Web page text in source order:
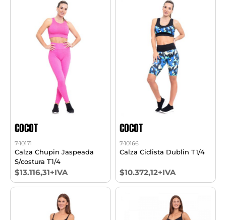
COCOT
7-10171
Calza Chupin Jaspeada
S/costura T1/4
$13.116,31+IVA
COCOT
7-10166
Calza Ciclista Dublin T1/4
$10.372,12+IVA